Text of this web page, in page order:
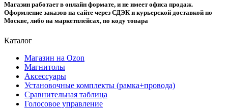
Магазин работает в онлайн формате, и не имеет офиса продаж.
Оформление заказов на сайте через СДЭК и курьерской доставкой по
Москве, либо на маркетплейсах, по коду товара
Каталог
Магазин на Ozon
Магнитолы
Аксессуары
Установочные комплекты (рамка+провода)
Сравнительная таблица
Голосовое управление